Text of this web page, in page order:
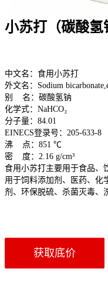
小苏打（碳酸氢
中文名：食用小苏打
外文名：Sodium
别 名：碳酸氢钠
化学式：NaHCO₃
分子量：84.01
EINECS登录号：205-633-8
沸 点：851 ℃
密 度：2.16 g/cm³
食用小苏打主要用于食品、
用于饲料添加剂、医药、化
剂、环保脱硫、杀菌灭毒、
获取底价